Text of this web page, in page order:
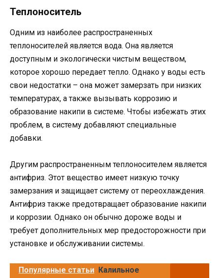
Теплоноситель
Одним из наиболее распространенных
теплоносителей является вода. Она является
доступным и экологически чистым веществом,
которое хорошо передает тепло. Однако у воды есть
свои недостатки – она может замерзать при низких
температурах, а также вызывать коррозию и
образование накипи в системе. Чтобы избежать этих
проблем, в систему добавляют специальные
добавки.
Другим распространенным теплоносителем является
антифриз. Этот вещество имеет низкую точку
замерзания и защищает систему от переохлаждения.
Антифриз также предотвращает образование накипи
и коррозии. Однако он обычно дороже воды и
требует дополнительных мер предосторожности при
установке и обслуживании системы.
Популярные статьи Калильное